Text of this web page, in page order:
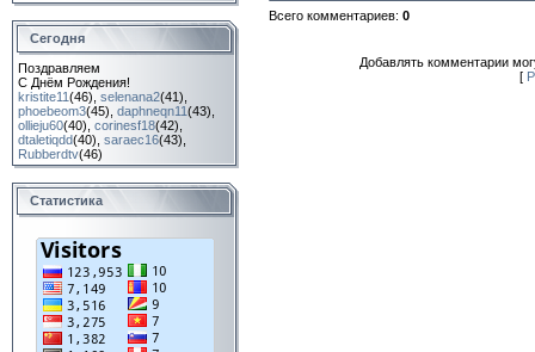
Сегодня
Поздравляем
С Днём Рождения!
kristite11(46) selenana2(41)
phoebeom3(45) daphneqn11(43)
ollieju60(40) corinesf18(42)
dtaletiqdd(40) saraec16(43)
Rubberdtv(46)
Статистика
Всего комментариев: 0
Добавлять комментарии
[